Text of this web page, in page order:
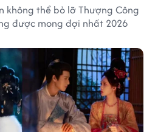
không thể bỏ lỡ Thượng Công
được mong đợi nhất 2026